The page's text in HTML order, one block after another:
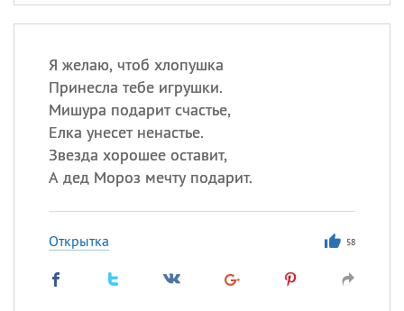
Я желаю, чтоб хлопушка
Принесла тебе игрушки.
Мишура подарит счастье,
Елка унесет ненастье.
Звезда хорошее оставит,
А дед Мороз мечту подарит.
Открытка 58